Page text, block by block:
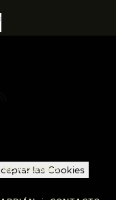
COOKIES
las Cookies